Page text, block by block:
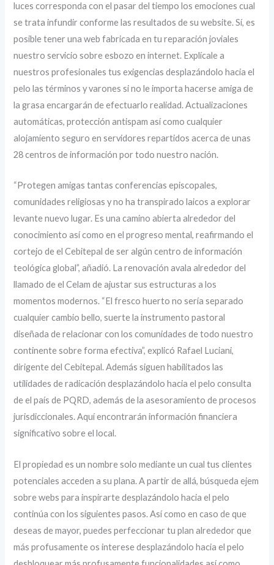
luces corresponda con el pasar del tiempo los emociones cual
se trata infundir conforme las resultados de su website. Sí, es
posible tener una web fabricada en tu reparación joviales
nuestro servicio sobre esbozo en internet. Explícale a
nuestros profesionales tus exigencias desplazándolo hacia el
pelo las términos y varones si no le importa hacerse amiga de
la grasa encargarán de efectuarlo realidad. Actualizaciones
automáticas, protección antispam así­ como cualquier
alojamiento seguro en servidores repartidos acerca de unas
28 centros de información por todo nuestro nación.
“Protegen amigas tantas conferencias episcopales,
comunidades religiosas y no ha transpirado laicos a explorar
levante nuevo lugar. Es una camino abierta alrededor del
conocimiento así­ como en el progreso mental, reafirmando el
cortejo de el Cebitepal de ser algún centro de información
teológica global”, añadió. La renovación avala alrededor del
llamado de el Celam de ajustar sus estructuras a los
momentos modernos. “El fresco huerto no serí­a separado
cualquier cambio bello, suerte la instrumento pastoral
diseñada de relacionar con los comunidades de todo nuestro
continente sobre forma efectiva”, explicó Rafael Luciani,
dirigente del Cebitepal. Además siguen habilitados las
utilidades de radicación desplazándolo hacia el pelo consulta
de el país de PQRD, además de la asesoramiento de procesos
jurisdiccionales. Aquí encontrarán información financiera
significativo sobre el local.
El propiedad es un nombre solo mediante un cual tus clientes
potenciales acceden a su plana. A partir de allá, búsqueda ejem
sobre webs para inspirarte desplazándolo hacia el pelo
continúa con los siguientes pasos. Así­ como en caso de que
deseas de mayor, puedes perfeccionar tu plan alrededor que
más profusamente os interese desplazándolo hacia el pelo